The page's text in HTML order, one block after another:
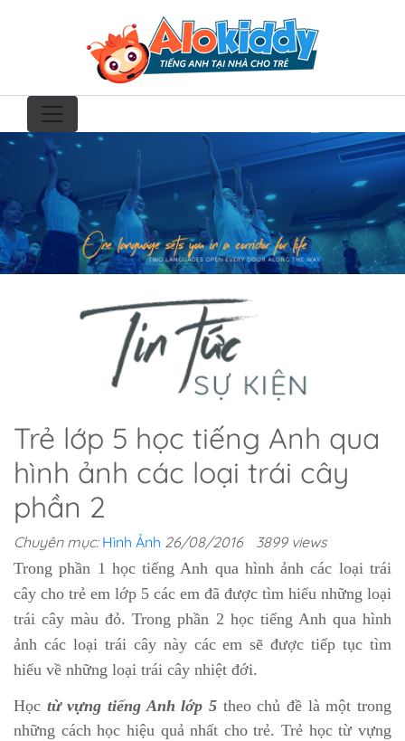
Trẻ lớp 5 học tiếng Anh qua
hình ảnh các loại trái cây
phần 2
Chuyên mục: Hình Ảnh 26/08/2016
3899 views
Trong phần 1 học tiếng Anh qua hình ảnh các loại trái
cây cho trẻ em lớp 5 các em đã được tìm hiểu những loại
trái cây màu đỏ. Trong phần 2 học tiếng Anh qua hình
ảnh các loại trái cây này các em sẽ được tiếp tục tìm
hiểu về những loại trái cây nhiệt đới.
Học từ vựng tiếng Anh lớp 5 theo chủ đề là một trong
những cách học hiệu quả nhất cho trẻ. Trẻ học từ vựng